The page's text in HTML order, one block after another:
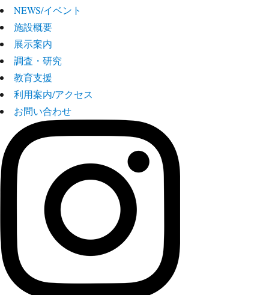
NEWS/イベント
施設概要
展示案内
調査・研究
教育支援
利用案内/アクセス
お問い合わせ